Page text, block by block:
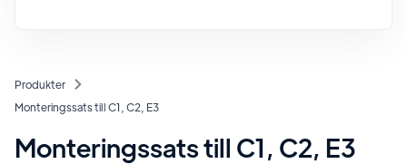
Produkter
Monteringssats till C1, C2, E3
Monteringssats till C1, C2, E3